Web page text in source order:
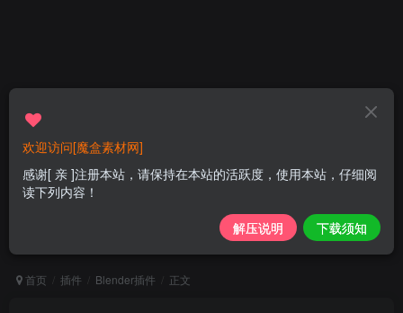
首页 插件 Blender插件 正文
欢迎访问[魔盒素材网]
感谢[ 亲 ]注册本站，请保持在本站的活跃度，使用本站，仔细阅
读下列内容！
解压说明 下载须知